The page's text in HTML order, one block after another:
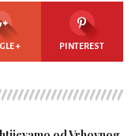
+ PINTEREST